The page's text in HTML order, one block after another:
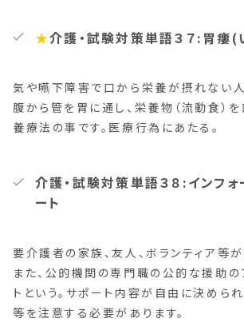
★介護・試験対策単語３７:胃瘻(
気や嚥下障害で口から栄養が摂れない
腹から管を胃に通し、栄養物（流動食）
養療法の事です。医療行為にあたる。
介護・試験対策単語３８:インフ
ート
要介護者の家族、友人、ボランティア等
また、公的機関の専門職の公的な援助の
トという。サポート内容が自由に決めら
等を注意する必要があります。